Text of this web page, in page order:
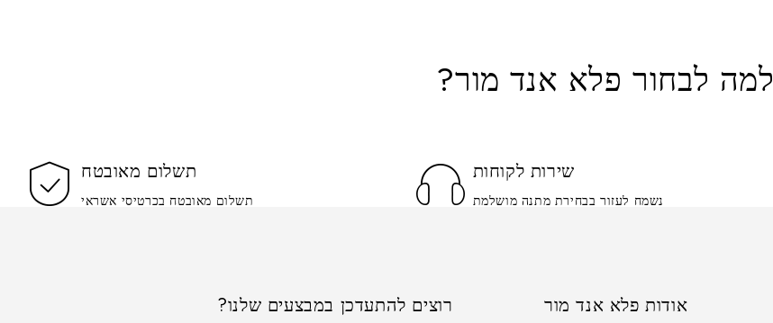
למה לבחור פלא אנד מור?
שירות לקוחות
נשמח לעזור בבחירת מתנה מושלמת
תשלום מאובטח
תשלום מאובטח בכרטיסי אשראי
אודות פלא אנד מור רוצים להתעדכן במבצעים שלנו?